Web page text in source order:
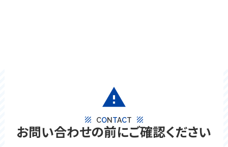
warning
texture CON TACT texture
お問い合わせの前にご確認ください